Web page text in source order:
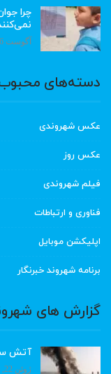
چرا
آگوست 6, 2026
دسته‌های
عکس شهروندی
عکس روز
فیلم شهروندی
فناوری و ارتباطات
اپلیکشن موبایل
برنامه شهروند خبرنگار
گزارش های
آتش
ژوئن 22, 2023